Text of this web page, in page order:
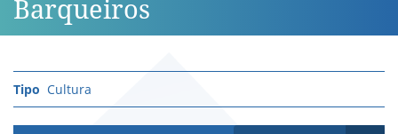
Barqueiros
Cultura